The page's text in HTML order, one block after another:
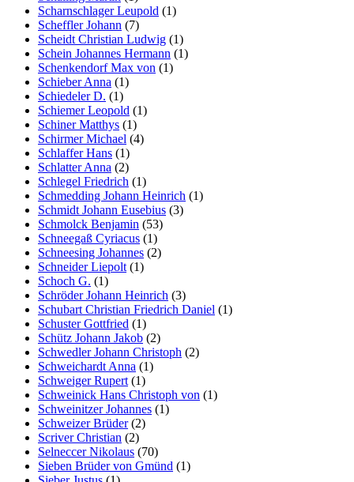
Scharnschlager Leupold (1)
Scheffler Johann (7)
Scheidt Christian Ludwig (1)
Schein Johannes Hermann (1)
Schenkendorf Max von (1)
Schieber Anna (1)
Schiedeler D. (1)
Schiemer Leopold (1)
Schiner Matthys (1)
Schirmer Michael (4)
Schlaffer Hans (1)
Schlatter Anna (2)
Schlegel Friedrich (1)
Schmedding Johann Heinrich (1)
Schmidt Johann Eusebius (3)
Schmolck Benjamin (53)
Schneegaß Cyriacus (1)
Schneesing Johannes (2)
Schneider Liepolt (1)
Schoch G. (1)
Schröder Johann Heinrich (3)
Schubart Christian Friedrich Daniel (1)
Schuster Gottfried (1)
Schütz Johann Jakob (2)
Schwedler Johann Christoph (2)
Schweichardt Anna (1)
Schweiger Rupert (1)
Schweinick Hans Christoph von (1)
Schweinitzer Johannes (1)
Schweizer Brüder(2)
Scriver Christian (2)
Selneccer Nikolaus (70)
Sieben Brüder von Gmünd (1)